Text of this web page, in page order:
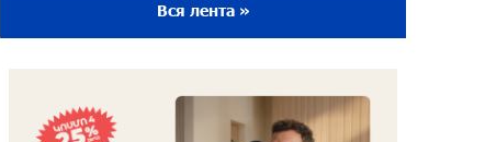
Ложная дилемма мандатов: почему тема
парламентского бойкота оппозиции -
30 дней назад
Вся лента »